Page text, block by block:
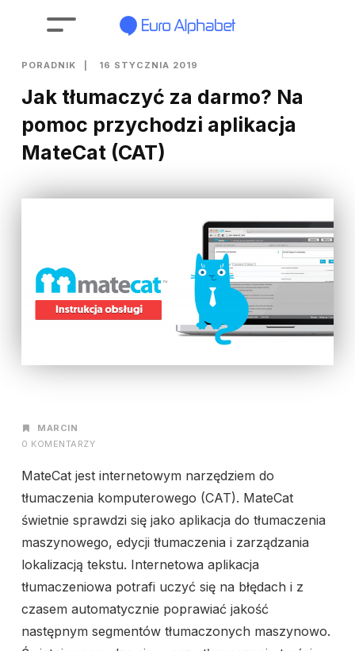
PORADNIK 16 STYCZNIA 2019
Jak tłumaczyć za darmo? Na
pomoc przychodzi aplikacja
MateCat (CAT)
AUTOR
MARCIN
0 KOMENTARZY
MateCat jest internetowym narzędziem do
tłumaczenia komputerowego (CAT). MateCat
świetnie sprawdzi się jako aplikacja do tłumaczenia
maszynowego, edycji tłumaczenia i zarządzania
lokalizacją tekstu. Internetowa aplikacja
tłumaczeniowa potrafi uczyć się na błędach i z
czasem automatycznie poprawiać jakość
następnym segmentów tłumaczonych maszynowo.